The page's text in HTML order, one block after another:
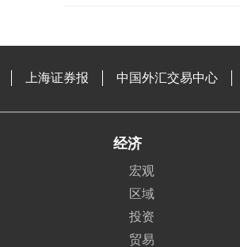
上海证券报 中国外汇交易中心
经济
宏观
区域
投资
贸易